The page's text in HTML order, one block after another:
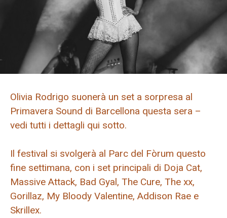
Olivia Rodrigo suonerà un set a sorpresa al
Primavera Sound di Barcellona questa sera –
vedi tutti i dettagli qui sotto.
Il festival si svolgerà al Parc del Fòrum questo
fine settimana, con i set principali di Doja Cat,
Massive Attack, Bad Gyal, The Cure, The xx,
Gorillaz, My Bloody Valentine, Addison Rae e
Skrillex.